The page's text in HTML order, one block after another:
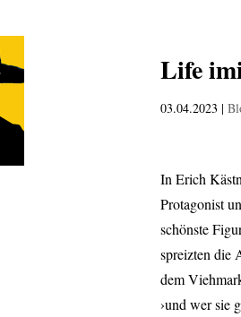
Life
03.04.2023 |
In Erich
Protagonist
schönste
spreizten die
dem
›und wer sie